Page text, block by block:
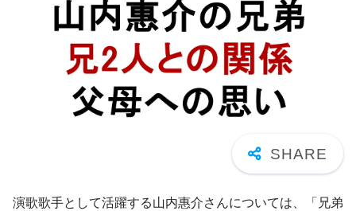
演歌歌手として活躍する山内惠介さんについては、「兄弟